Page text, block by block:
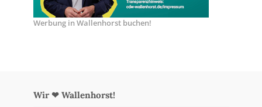
Werbung in Wallenhorst buchen!
Wir ❤ Wallenhorst!